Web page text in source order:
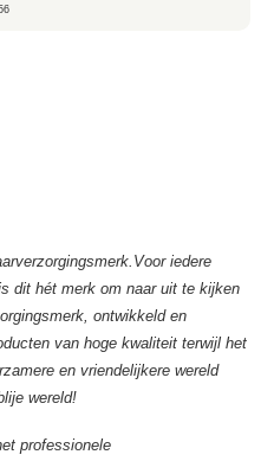
iedere
dit hét merk om naar uit te kijken
ontwikkeld en
van hoge kwaliteit terwijl het
en vriendelijkere wereld
wereld!
professionele